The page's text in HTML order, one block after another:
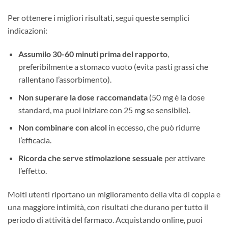
Per ottenere i migliori risultati, segui queste semplici
indicazioni:
Assumilo 30-60 minuti prima del rapporto,
preferibilmente a stomaco vuoto (evita pasti grassi che
rallentano l’assorbimento).
Non superare la dose raccomandata(50 mg è la dose
standard, ma puoi iniziare con 25 mg se sensibile).
Non combinare con alcolin eccesso, che può ridurre
l’efficacia.
Ricorda che serve stimolazione sessuale per attivare
l’effetto.
Molti utenti riportano un miglioramento della vita di coppia e
una maggiore intimità, con risultati che durano per tutto il
periodo di attività del farmaco. Acquistando online, puoi